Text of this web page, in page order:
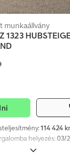
munkaállvány
1323
114 424
helyezés:03/
, össztömeg: